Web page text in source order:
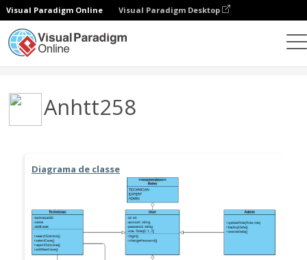
Visual Paradigm Online Visual Paradigm Desktop
Anhtt258
Diagrama de classe